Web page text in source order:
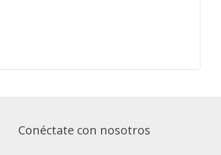
Conéctate con nosotros